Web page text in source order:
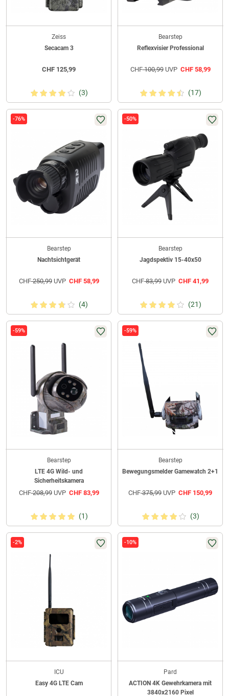
Zeiss
Secacam 3
CHF 125,99
(3)
Bearstep
Reflexvisier Professional
CHF100,99UVP CHF58,99
(17)
-76%
Bearstep
Nachtsichtgerät
CHF250,99UVP CHF58,99
(4)
-50%
Bearstep
Jagdspektiv 15-40x50
CHF83,99 UVP CHF 41,99
(21)
-59%
Bearstep
LTE 4G Wild- und
Sicherheitskamera
CHF208,99UVP CHF83,99
(1)
-59%
Bearstep
Bewegungsmelder Gamewatch 2+1
CHF375,99 UVP CHF 150,99
(3)
-2%
ICU
Easy 4G LTE Cam
-10%
Pard
ACTION 4K Gewehrkamera mit
3840x2160 Pixel